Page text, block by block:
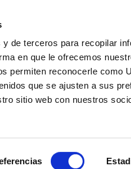
de terceros para recopilar
en que le ofrecemos
permiten reconocerle como
que se ajusten a sus
sitio web con nuestros